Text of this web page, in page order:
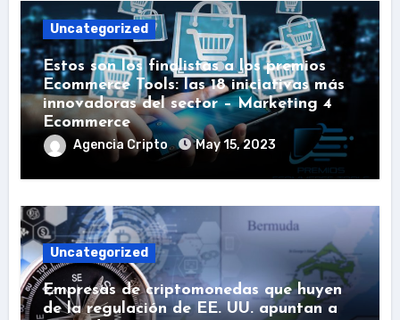
Uncategorized
Estos son los finalistas a los premios
Ecommerce Tools: las 18 iniciativas más
innovadoras del sector – Marketing 4
Ecommerce
Agencia Cripto May 15, 2023
Uncategorized
Empresas de criptomonedas que huyen
de la regulación de EE. UU. apuntan a